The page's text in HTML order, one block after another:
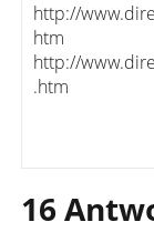
http://
htm
http://
.htm
16